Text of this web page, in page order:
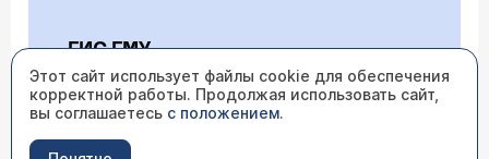
ГИС ГМУ
Перейти
Этот сайт использует файлы cookie для обеспечения
корректной работы. Продолжая использовать сайт,
вы соглашаетесь с положением.